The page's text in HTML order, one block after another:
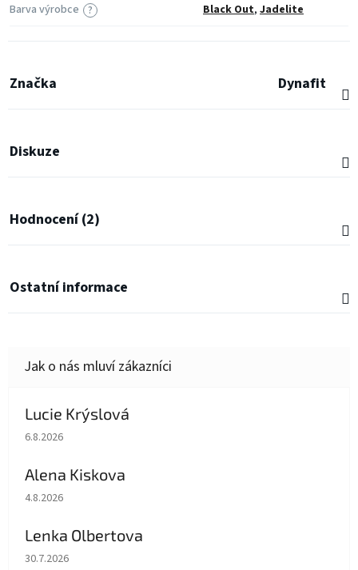
?
Barva výrobce Black Out, Jadelite
Značka Dynafit
Diskuze
Hodnocení (2)
Ostatní informace
Lucie Krýslová
Hodnocení obchodu je 5 z 5 hvězdiček.
6.8.2026
Alena Kiskova
Hodnocení obchodu je 5 z 5 hvězdiček.
4.8.2026
Lenka Olbertova
Hodnocení obchodu je 5 z 5 hvězdiček.
30.7.2026